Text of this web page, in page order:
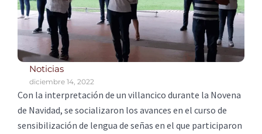
Noticias
diciembre 14, 2022
Con la interpretación de un villancico durante la Novena
de Navidad, se socializaron los avances en el curso de
sensibilización de lengua de señas en el que participaron